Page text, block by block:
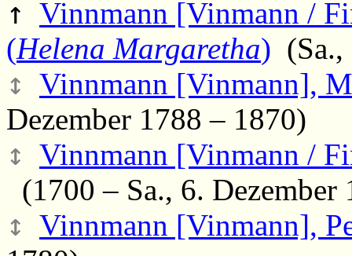
↑ Vinnmann [Vinmann /
(Helena Margaretha)
↕ Vinnmann [Vinmann],
Dezember 1788 – 1870)
↕ Vinnmann [Vinmann /
(1700 – Sa., 6. Dezember
↕ Vinnmann [Vinmann],